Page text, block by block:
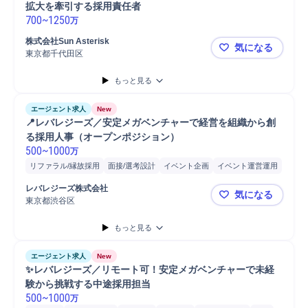
拡大を牽引する採用責任者
700~1250万
株式会社Sun Asterisk
東京都千代田区
📈【東証プ
気になる
もっと見る
エージェント求人 New
📍レバレジーズ／安定メガベンチャーで経営を組織から創
る採用人事（オープンポジション）
500~1000万
リファラル/縁故採用 面接/選考設計 イベント企画
イベント運営運用
マーケティング
検証
効果検証
オンボーディング
課題/ボトルネック特定
プロジェクトマネジメント
レバレジーズ株式会社
東京都渋谷区
📍レバレジ
気になる
もっと見る
エージェント求人 New
✨レバレジーズ／リモート可！安定メガベンチャーで未経
験から挑戦する中途採用担当
500~1000万